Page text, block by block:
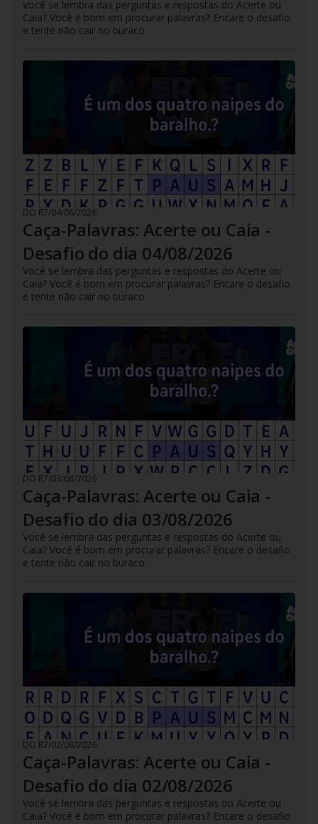
Você se lembra das perguntas e respostas do Acerte ou
Caia? Você é bom em procurar palavras? Encare o desafio
e tente não cair no buraco
DO R7/04/08/2026
Caça-Palavras: Acerte ou Caia -
Desafio do dia 04/08/2026
Você se lembra das perguntas e respostas do Acerte ou
Caia? Você é bom em procurar palavras? Encare o desafio
e tente não cair no buraco
DO R7/03/08/2026
Caça-Palavras: Acerte ou Caia -
Desafio do dia 03/08/2026
Você se lembra das perguntas e respostas do Acerte ou
Caia? Você é bom em procurar palavras? Encare o desafio
e tente não cair no buraco
DO R7/02/08/2026
Caça-Palavras: Acerte ou Caia -
Desafio do dia 02/08/2026
Você se lembra das perguntas e respostas do Acerte ou
Caia? Você é bom em procurar palavras? Encare o desafio